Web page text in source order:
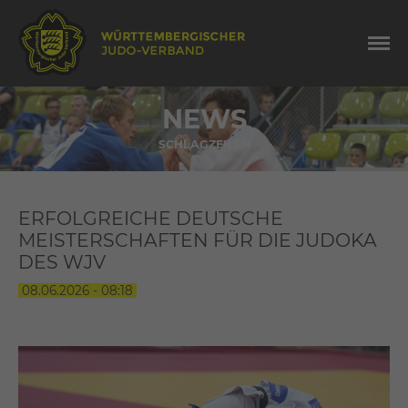
NEWS
SCHLAGZEILEN
ERFOLGREICHE DEUTSCHE
MEISTERSCHAFTEN FÜR DIE JUDOKA
DES WJV
08.06.2026 - 08:18